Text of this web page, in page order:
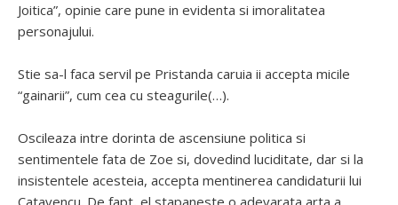
Joitica”, opinie care pune in evidenta si imoralitatea
personajului.
Stie sa-l faca servil pe Pristanda caruia ii accepta micile
“gainarii”, cum cea cu steagurile(…).
Oscileaza intre dorinta de ascensiune politica si
sentimentele fata de Zoe si, dovedind luciditate, dar si la
insistentele acesteia, accepta mentinerea candidaturii lui
Catavencu. De fapt, el stapaneste o adevarata arta a